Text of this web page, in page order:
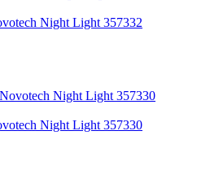
Night Light 357332
Night Light 357330